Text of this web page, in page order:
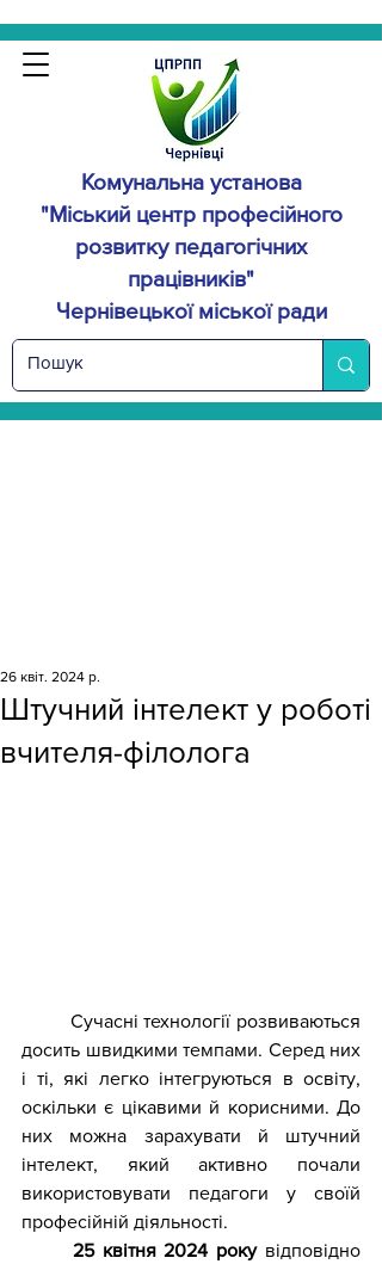
Комунальна установа
"Міський центр професійного
розвитку педагогічних
працівників"
Чернівецької міської ради
Штучний інтелект у роботі
вчителя-філолога
26 квіт. 2024 р.
досить швидкими темпами. Серед них
і ті, які легко інтегруються в освіту,
оскільки є цікавими й корисними. До
них можна зарахувати й штучний
інтелект, який активно почали
використовувати педагоги у своїй
професійній діяльності.
25 квітня 2024 року відповідно